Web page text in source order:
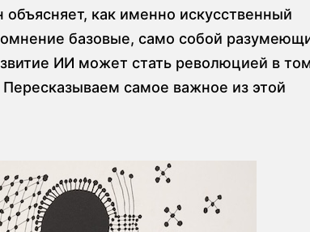
объясняет, как именно искусственный
базовые, само собой
ИИ может стать революцией в
Пересказываем самое важное из этой